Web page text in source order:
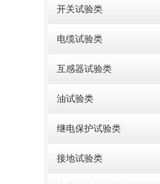
开关试验类
电缆试验类
互感器试验类
油试验类
继电保护试验类
接地试验类